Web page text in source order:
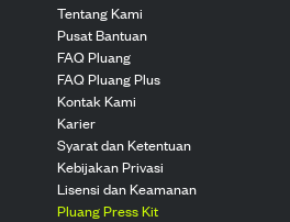
Tentang Kami
Pusat Bantuan
FAQ Pluang
FAQ Pluang Plus
Kontak Kami
Karier
Syarat dan Ketentuan
Kebijakan Privasi
Lisensi dan Keamanan
Pluang Press Kit